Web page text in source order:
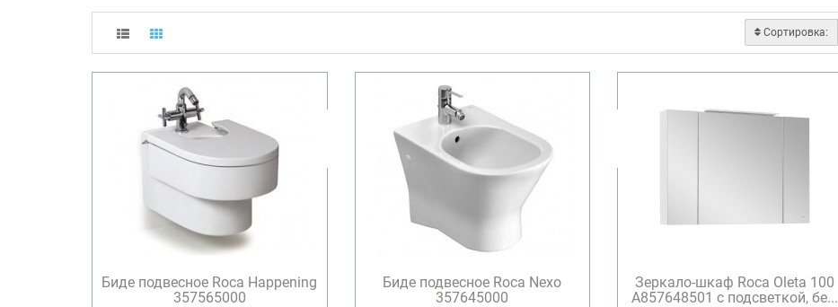
Сортировка:
Биде подвесное Roca Happening
357565000
Биде подвесное Roca Nexo
357645000
Зеркало-шкаф Roca Oleta 100
A857648501 с подсветкой, бе...